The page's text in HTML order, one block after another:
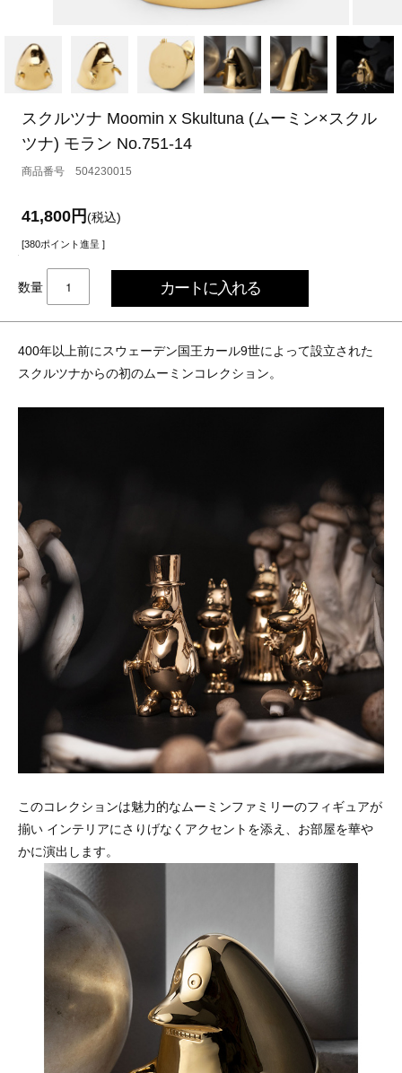
スクルツナ Moomin x Skultuna (ムーミン×スクル
ツナ) モラン No.751-14
504230015
41,800円(税込)
[380ポイント進呈 ]
数量
400年以上前にスウェーデン国王カール9世によって設立された
スクルツナからの初のムーミンコレクション。
このコレクションは魅力的なムーミンファミリーのフィギュアが
揃い インテリアにさりげなくアクセントを添え、お部屋を華や
かに演出します。